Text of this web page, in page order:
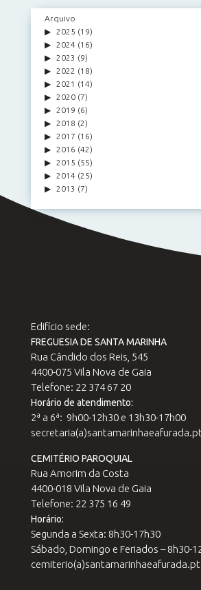
Arquivo
2025 (19)
2024 (16)
2023 (9)
2022 (18)
2021 (14)
2020(7)
2019 (6)
2018 (2)
2017 (16)
2016 (42)
2015 (55)
2014 (25)
2013 (7)
Edifício sede:
FREGUESIA DE SANTA MARINHA
Rua Cândido dos Reis, 545
4400-075 Vila Nova de Gaia
Telefone: 22 374 67 20
Horário de atendimento:
2ª a 6ª: 9h00-12h30 e 13h30-17h00
CEMITÉRIO PAROQUIAL
Rua Amorim da Costa
4400-018 Vila Nova de Gaia
Telefone: 22 375 16 49
Horário:
Segunda a Sexta: 8h30-17h30
Sábado, Domingo e Feriados – 8h30-